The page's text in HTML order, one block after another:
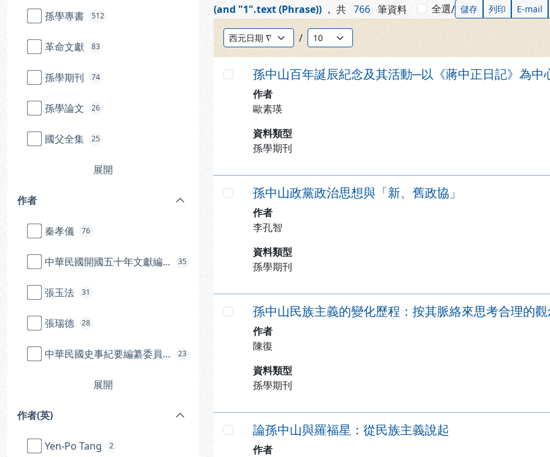
孫學專書 512
革命文獻 83
孫學期刊 74
孫學論文 26
國父全集 25
展開
作者
秦孝儀 76
中華民國開國五十年文獻編纂委員會 35
張玉法 31
張瑞德 28
中華民國史事紀要編纂委員會 23
展開
作者(英)
Yen-Po Tang 2
(and "1".text (Phrase)) ， 共 766 筆資料 全選/ 儲存 列印 E-mail
排序方式： / 筆數：
勾選
孫中山百年誕辰紀念及其活動─以《蔣中正日記》為中
作者
歐素瑛
資料類型
孫學期刊
勾選
孫中山政黨政治思想與「新、舊政協」
作者
李孔智
資料類型
孫學期刊
勾選
孫中山民族主義的變化歷程：按其脈絡來思考合理的
作者
陳復
資料類型
孫學期刊
勾選
論孫中山與羅福星：從民族主義說起
作者